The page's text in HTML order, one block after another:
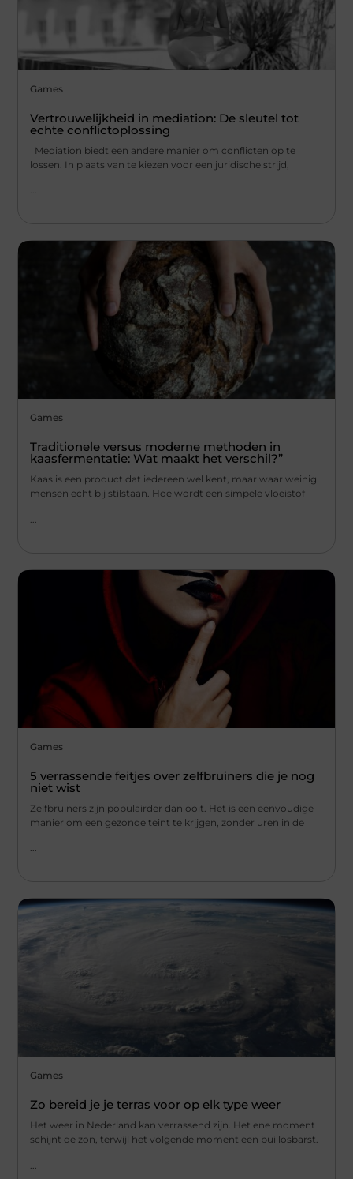
Games
Vertrouwelijkheid in mediation: De sleutel tot
echte conflictoplossing
Mediation biedt een andere manier om conflicten op te
lossen. In plaats van te kiezen voor een juridische strijd,
...
Games
Traditionele versus moderne methoden in
kaasfermentatie: Wat maakt het verschil?”
Kaas is een product dat iedereen wel kent, maar waar weinig
mensen echt bij stilstaan. Hoe wordt een simpele vloeistof
Games
5 verrassende feitjes over zelfbruiners die je nog
niet wist
Zelfbruiners zijn populairder dan ooit. Het is een eenvoudige
manier om een gezonde teint te krijgen, zonder uren in de
...
Games
Zo bereid je je terras voor op elk type weer
Het weer in Nederland kan verrassend zijn. Het ene moment
schijnt de zon, terwijl het volgende moment een bui losbarst.